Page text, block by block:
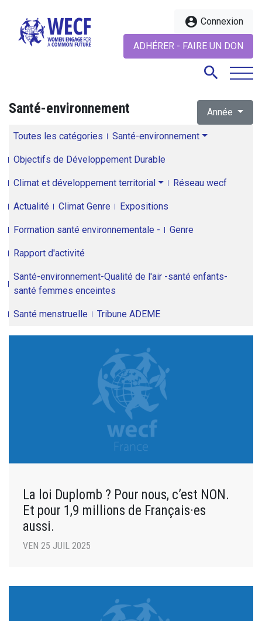
account_circle Connexion
ADHÉRER - FAIRE UN DON
search
Santé-environnement Année
Toutes les catégories Santé-environnement
Objectifs de Développement Durable
Climat et développement territorial Réseau wecf
Actualité Climat Genre Expositions
Formation santé environnementale - Genre
Rapport d'activité
Santé-environnement-Qualité de l'air -santé enfants-
santé femmes enceintes
Santé menstruelle Tribune ADEME
La loi Duplomb ? Pour nous, c’est NON.
Et pour 1,9 millions de Français·es
aussi.
VEN 25 JUIL 2025